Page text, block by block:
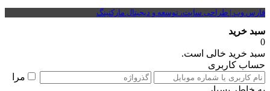
فارس وب | طراحی سایت، توسعه و دیجیتال مارکتینگ
سبد خرید
0
سبد خرید خالی است.
حساب کاربری
مرا